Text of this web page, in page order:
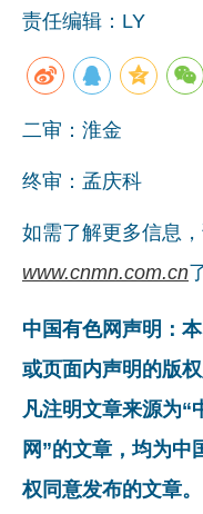
数字报
责任编辑：LY
二审：淮金
终审：孟庆科
如需了解更多信息
www.cnmn.com.cn
中国有色网声明：
或页面内声明的版权
凡注明文章来源为“
网”的文章，均为中
权同意发布的文章。